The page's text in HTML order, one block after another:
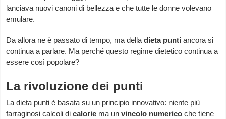
lanciava nuovi canoni di bellezza e che tutte le donne volevano
emulare.
Da allora ne è passato di tempo, ma delladieta punti ancora si
continua a parlare. Ma perché questo regime dietetico continua a
essere così popolare?
La rivoluzione dei punti
La dieta punti è basata su un principio innovativo: niente più
farraginosi calcoli di calorie ma unvincolo numerico che tiene